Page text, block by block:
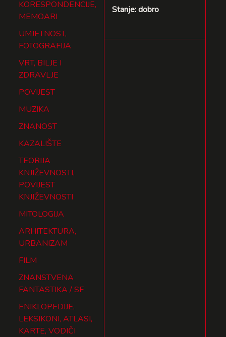
KORESPONDENCIJE,
MEMOARI
UMJETNOST,
FOTOGRAFIJA
VRT, BILJE I
ZDRAVLJE
POVIJEST
MUZIKA
ZNANOST
KAZALIŠTE
TEORIJA
KNJIŽEVNOSTI,
POVIJEST
KNJIŽEVNOSTI
MITOLOGIJA
ARHITEKTURA,
URBANIZAM
FILM
ZNANSTVENA
FANTASTIKA / SF
ENIKLOPEDIJE,
LEKSIKONI, ATLASI,
KARTE, VODIČI
Stanje: dobro